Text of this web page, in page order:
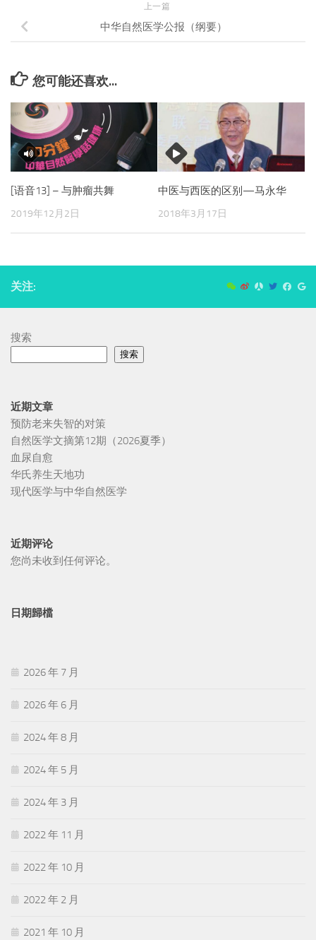
上一篇
中华自然医学公报（纲要）
您可能还喜欢...
[语音13] – 与肿瘤共舞
2019年12月2日
中医与西医的区别—马永华
2018年3月17日
关注:
搜索
搜索
近期文章
预防老来失智的对策
自然医学文摘第12期（2026夏季）
血尿自愈
华氏养生天地功
现代医学与中华自然医学
近期评论
您尚未收到任何评论。
日期歸檔
2026 年 7 月
2026 年 6 月
2024 年 8 月
2024 年 5 月
2024 年 3 月
2022 年 11 月
2022 年 10 月
2022 年 2 月
2021 年 10 月